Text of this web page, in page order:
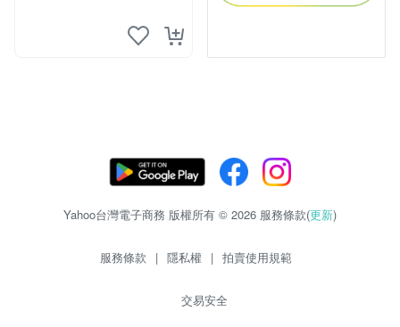
Yahoo台灣電子商務 版權所有 © 2026 服務條款(更新)
服務條款 | 隱私權 | 拍賣使用規範
交易安全